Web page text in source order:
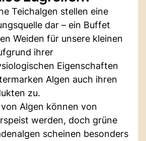
Teichalgen stellen eine
dar – ein Buffet
Weiden für unsere kleinen
ihrer
Eigenschaften
Algen auch ihren
zu.
Algen können von
werden, doch grüne
scheinen besonders